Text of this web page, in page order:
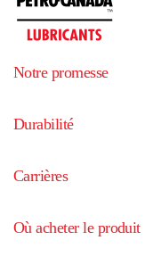
Notre promesse
Durabilité
Carrières
Où acheter le produit